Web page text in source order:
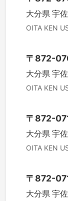
大分県 宇
OITA KEN
〒 872-
大分県 宇
OITA KEN
〒 872-
大分県 宇
OITA KEN
〒 872-
大分県 宇